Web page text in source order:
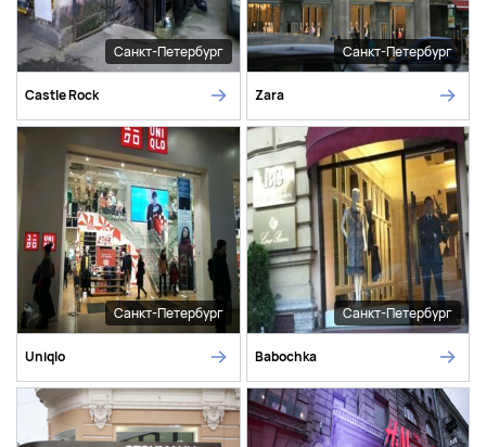
Санкт-Петербург
Castle Rock
Санкт-Петербург
Zara
Санкт-Петербург
Uniqlo
Санкт-Петербург
Babochka